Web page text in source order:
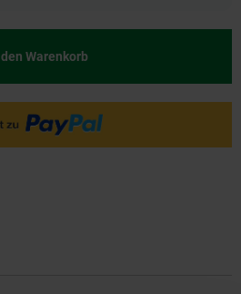
Warenkorb